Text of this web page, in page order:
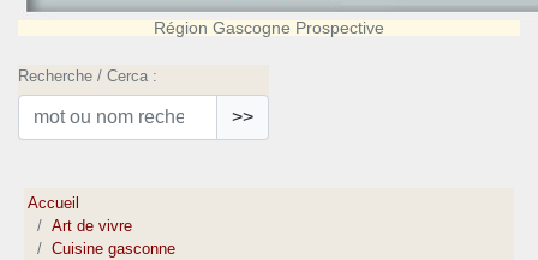
Région Gascogne Prospective
Recherche / Cerca :
>>
Accueil
Art de vivre
Cuisine gasconne